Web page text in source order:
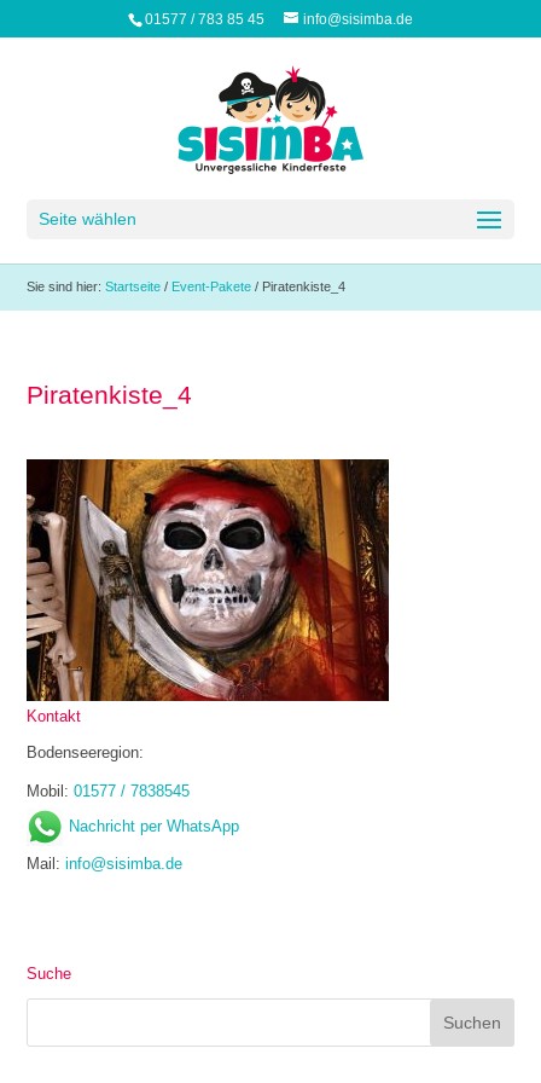
01577 / 783 85 45 info@sisimba.de
Seite wählen
Sie sind hier:Startseite / Event-Pakete / Piratenkiste_4
Piratenkiste_4
Kontakt
Bodenseeregion:
Mobil:01577 / 7838545
Nachricht per WhatsApp
Mail:info@sisimba.de
Suche